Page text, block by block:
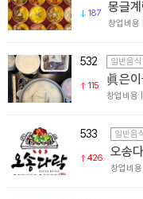
187 몽글
창업비
532
115
일반음
眞은
창업비
533
426
일반음
오송
창업비